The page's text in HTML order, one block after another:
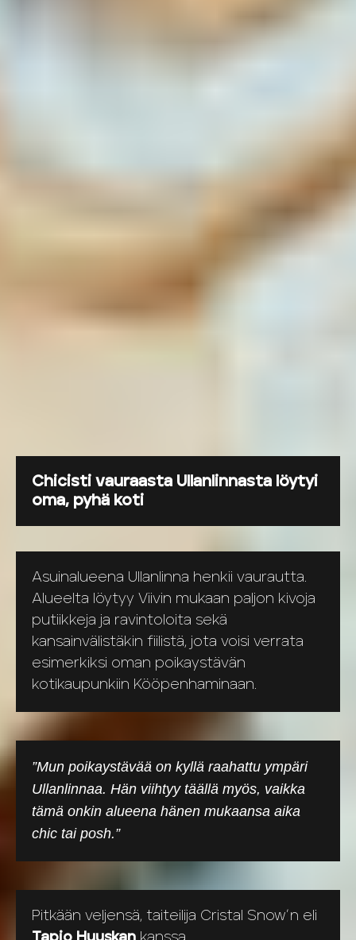
Chicisti vauraasta Ullanlinnasta löytyi
oma, pyhä koti
Asuinalueena Ullanlinna henkii vaurautta.
Alueelta löytyy Viivin mukaan paljon kivoja
putiikkeja ja ravintoloita sekä
kansainvälistäkin fiilistä, jota voisi verrata
esimerkiksi oman poikaystävän
kotikaupunkiin Kööpenhaminaan.
”Mun poikaystävää on kyllä raahattu ympäri
Ullanlinnaa. Hän viihtyy täällä myös, vaikka
tämä onkin alueena hänen mukaansa aika
chic tai posh.”
Pitkään veljensä, taiteilija Cristal Snow’n eli